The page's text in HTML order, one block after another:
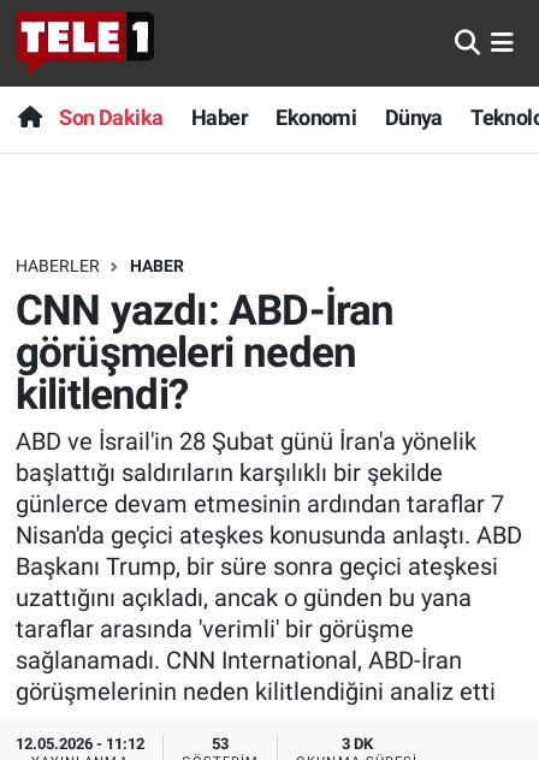
Son Dakika Haber Ekonomi Dünya
HABERLER HABER
CNN yazdı: ABD-İran
görüşmeleri neden
kilitlendi?
ABD ve İsrail'in 28 Şubat günü İran'a yönelik
başlattığı saldırıların karşılıklı bir şekilde
günlerce devam etmesinin ardından taraflar 7
Nisan'da geçici ateşkes konusunda anlaştı. ABD
Başkanı Trump, bir süre sonra geçici ateşkesi
uzattığını açıkladı, ancak o günden bu yana
taraflar arasında 'verimli' bir görüşme
sağlanamadı. CNN International, ABD-İran
görüşmelerinin neden kilitlendiğini analiz etti
12.05.2026 - 11:12 53 3 DK
Anında Manşet
Başka Sohbetler
Bilim turu
Bilim ve Teknoloji Evreni
Doğa Konuşuyor
Dünya
Ege Saati
Ege'den Esintiler
Eğitim
Eğlence
Son Dakika
Haber
Dünya
Teknoloji
Sağlık
Spor
Yayın Akışı
İletişim
Nöbetçi Eczaneler
Hava Durumu
Trafik Durumu
Süper Lig Puan Durumu ve Fikstür
Tüm Manşetler
Son Dakika Haberleri
Haber Arşivi